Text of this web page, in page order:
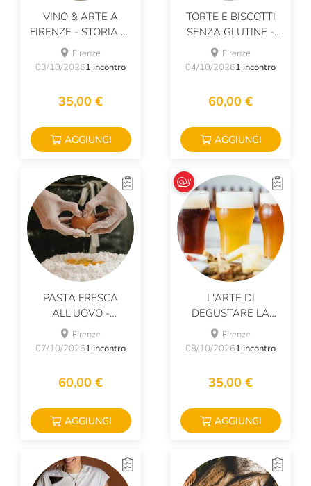
VINO & ARTE A
FIRENZE - STORIA DI
UN LEGAME
Firenze
03/10/20261 incontro
35,00 €
AGGIUNGI
TORTE E BISCOTTI
SENZA GLUTINE -
CORSO DI
PASTICCERIA
Firenze
04/10/20261 incontro
60,00 €
AGGIUNGI
PASTA FRESCA
ALL'UOVO -
SPECIALE PASTA
FRESCA
Firenze
07/10/20261 incontro
60,00 €
AGGIUNGI
L'ARTE DI
DEGUSTARE LA
BIRRA
Firenze
08/10/20261 incontro
35,00 €
AGGIUNGI